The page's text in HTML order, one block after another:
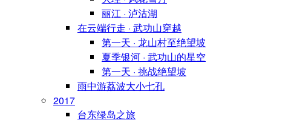
丽江 · 泸沽湖
在云端行走 · 武功山穿越
第一天 · 龙山村至绝望坡
夏季银河 · 武功山的星空
第一天 · 挑战绝望坡
雨中游荔波大小七孔
2017
台东绿岛之旅